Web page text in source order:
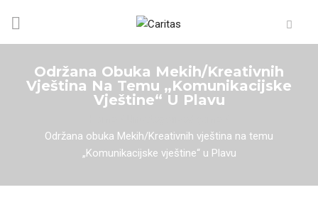
Održana Obuka Mekih/Kreativnih
Vještina Na Temu „Komunikacijske
Vještine“ U Plavu
Održana obuka Mekih/Kreativnih vještina na temu
„Komunikacijske vještine“ u Plavu